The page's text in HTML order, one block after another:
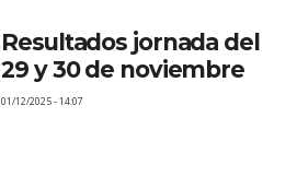
Resultados jornada del
29 y 30 de noviembre
01/12/2025 - 14:07